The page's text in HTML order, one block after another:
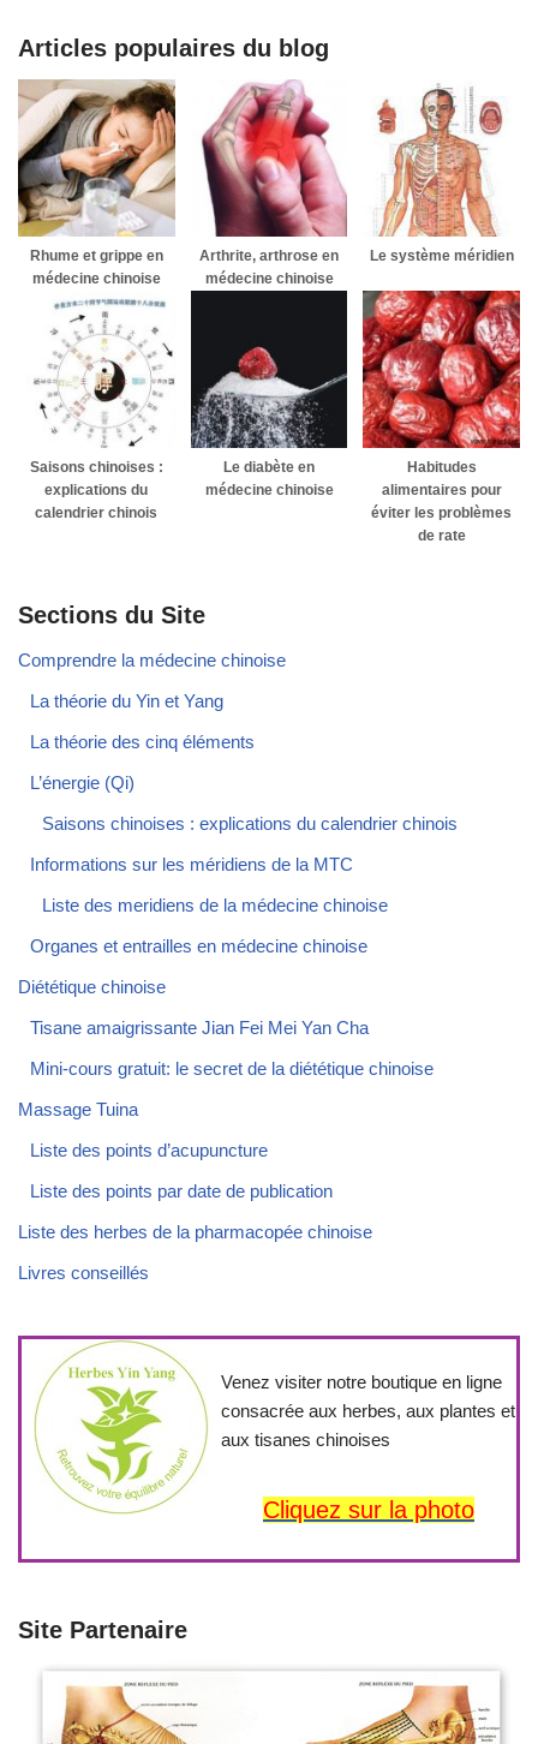
Articles populaires du blog
Rhume et grippe en
médecine chinoise
Arthrite, arthrose en
médecine chinoise
Le système méridien
Saisons chinoises :
explications du
calendrier chinois
Le diabète en
médecine chinoise
Habitudes
alimentaires pour
éviter les problèmes
de rate
Sections du Site
Comprendre la médecine chinoise
La théorie du Yin et Yang
La théorie des cinq éléments
L’énergie (Qi)
Saisons chinoises : explications du calendrier chinois
Informations sur les méridiens de la MTC
Liste des meridiens de la médecine chinoise
Organes et entrailles en médecine chinoise
Diététique chinoise
Tisane amaigrissante Jian Fei Mei Yan Cha
Mini-cours gratuit: le secret de la diététique chinoise
Massage Tuina
Liste des points d’acupuncture
Liste des points par date de publication
Liste des herbes de la pharmacopée chinoise
Livres conseillés
Venez visiter notre boutique en ligne
consacrée aux herbes, aux plantes et
aux tisanes chinoises
Cliquez sur la photo
Site Partenaire